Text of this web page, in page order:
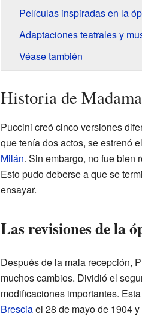
Películas inspiradas en la
Adaptaciones teatrales y
Véase también
Historia de
Puccini creó cinco versiones
que tenía dos actos, se estrenó
Milán. Sin embargo, no fue bien
Esto pudo deberse a que se
ensayar.
Las revisiones de la
Después de la mala recepción,
muchos cambios. Dividió el
modificaciones importantes.
Bresciael 28 de mayo de 1904 y